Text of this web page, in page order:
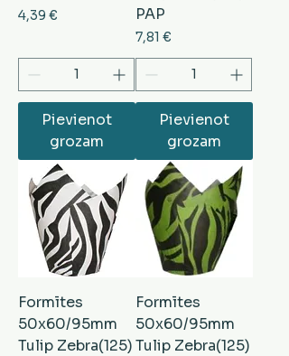
Cena
4,39 €
Pievienot
grozam
PAP
Cena
7,81 €
Pievienot
grozam
Formītes
50x60/95mm
Tulip Zebra(125)
Formītes
50x60/95mm
Tulip Zebra(125)